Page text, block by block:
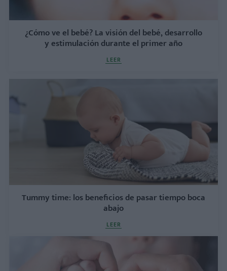
¿Cómo ve el bebé? La visión del bebé, desarrollo
y estimulación durante el primer año
LEER
Tummy time: los beneficios de pasar tiempo boca
abajo
LEER